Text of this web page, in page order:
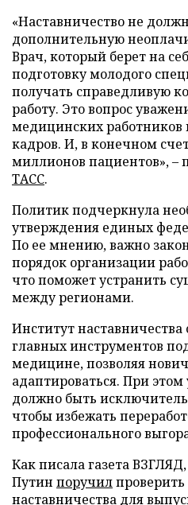
«Наставничество не
дополнительную
Врач, который берет на
подготовку молодого
получать справедливую
работу. Это вопрос
медицинских работников
кадров. И, в конечном
миллионов пациентов», –
ТАСС.
Политик подчеркнула
утверждения единых
По ее мнению, важно
порядок организации
что поможет устранить
между регионами.
Институт наставничества
главных инструментов
медицине, позволяя
адаптироваться. При
должно быть
чтобы избежать
профессионального
Как писала газета
Путин поручил
наставничества для